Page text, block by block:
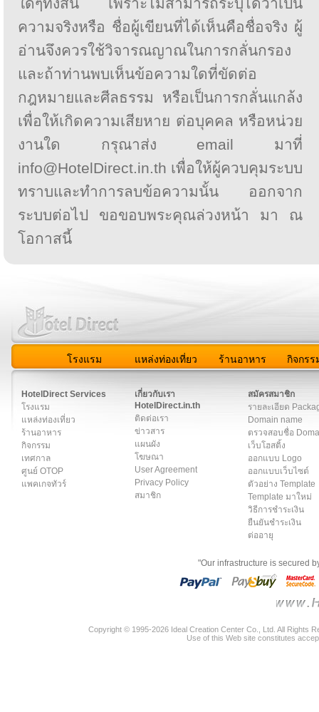
ความจริงหรือ ชื่อผู้เขียนที่ได้เห็นคือชื่อจริง ผู้
อ่านจึงควรใช้วิจารณญาณในการกลั่นกรอง
และถ้าท่านพบเห็นข้อความใดที่ขัดต่อ
กฎหมายและศีลธรรม หรือเป็นการกลั่นแกล้ง
เพื่อให้เกิดความเสียหาย ต่อบุคคล หรือหน่วย
งานใด กรุณาส่ง email มาที่
info@HotelDirect.in.th เพื่อให้ผู้ควบคุมระบบ
ทราบและทำการลบข้อความนั้น ออกจาก
ระบบต่อไป ขอขอบพระคุณล่วงหน้า มา ณ
โอกาสนี้
โรงแรม แหล่งท่องเที่ยว ร้านอาหาร กิจกรร
HotelDirect Services
โรงแรม
แหล่งท่องเที่ยว
ร้านอาหาร
กิจกรรม
เทศกาล
ศูนย์ OTOP
แพคเกจทัวร์
เกี่ยวกับเรา
HotelDirect.in.th
ติดต่อเรา
ข่าวสาร
แผนผัง
โฆษณา
User Agreement
Privacy Policy
สมาชิก
สมัครสมาชิก
รายละเอียด
Domain name
ตรวจสอบชื่อ
เว็บโฮสติ้ง
ออกแบบ Logo
ออกแบบเว็บไซต์
ตัวอย่าง Template
Template มาใหม่
วิธีการชำระเงิน
ยืนยันชำระเงิน
ต่ออายุ
"Our infrastructure is secured
Copyright © 1995-2026 Ideal Creation Center Co., Ltd. All Rights
Use of this Web site constitutes